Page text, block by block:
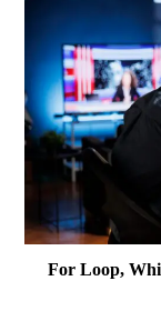
For Loop,